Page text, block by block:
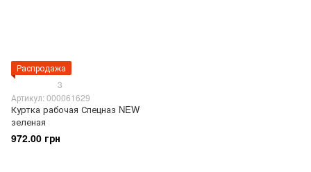
Распродажа
3
Артикул: 000061629
Куртка рабочая Спецназ NEW
зеленая
972.00 грн